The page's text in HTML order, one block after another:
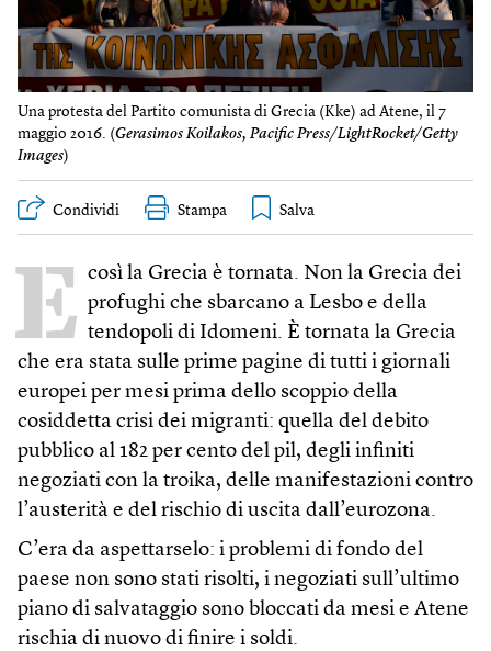
Una protesta del Partito comunista di Grecia (Kke) ad Atene, il 7
maggio 2016. (Gerasimos Koilakos, Pacific Press/LightRocket/Getty
Images)
Condividi Stampa
E così la Grecia è tornata. Non la Grecia dei
profughi che sbarcano a Lesbo e della
tendopoli di Idomeni. È tornata la Grecia
che era stata sulle prime pagine di tutti i giornali
europei per mesi prima dello scoppio della
cosiddetta crisi dei migranti: quella del debito
pubblico al 182 per cento del pil, degli infiniti
negoziati con la troika, delle manifestazioni contro
l’austerità e del rischio di uscita dall’eurozona.
C’era da aspettarselo: i problemi di fondo del
paese non sono stati risolti, i negoziati sull’ultimo
piano di salvataggio sono bloccati da mesi e Atene
rischia di nuovo di finire i soldi.